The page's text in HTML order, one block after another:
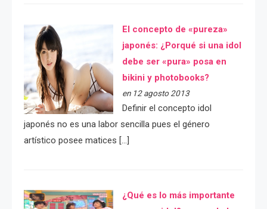
El concepto de «pureza»
japonés: ¿Porqué si una idol
debe ser «pura» posa en
bikini y photobooks?
en 12 agosto 2013
Definir el concepto idol
japonés no es una labor sencilla pues el género
artístico posee matices […]
¿Qué es lo más importante